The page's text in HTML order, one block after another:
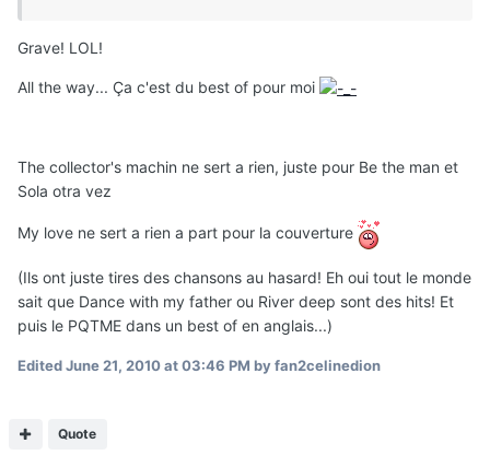
Grave! LOL!
All the way... Ça c'est du best of pour moi
The collector's machin ne sert a rien, juste pour Be the man et
Sola otra vez
My love ne sert a rien a part pour la couverture
(Ils ont juste tires des chansons au hasard! Eh oui tout le monde
sait que Dance with my father ou River deep sont des hits! Et
puis le PQTME dans un best of en anglais...)
EditedJune 21, 2010 at 03:46 PM by fan2celinedion
Quote